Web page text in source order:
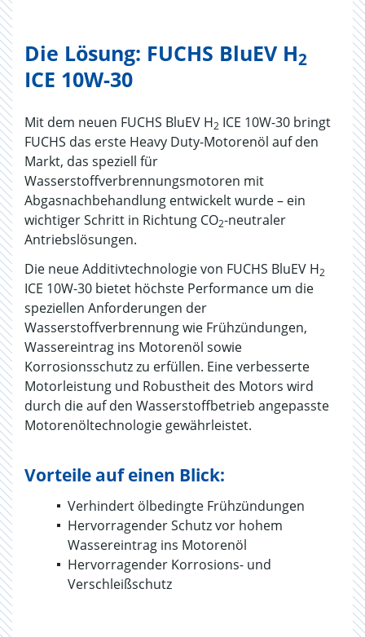
Die Lösung: FUCHS BluEV H2
ICE 10W-30
Mit dem neuen FUCHS BluEV H2 ICE 10W-30 bringt
FUCHS das erste Heavy Duty-Motorenöl auf den
Markt, das speziell für
Wasserstoffverbrennungsmotoren mit
Abgasnachbehandlung entwickelt wurde – ein
wichtiger Schritt in Richtung CO2-neutraler
Antriebslösungen.
Die neue Additivtechnologie von FUCHS BluEV H2
ICE 10W-30 bietet höchste Performance um die
speziellen Anforderungen der
Wasserstoffverbrennung wie Frühzündungen,
Wassereintrag ins Motorenöl sowie
Korrosionsschutz zu erfüllen. Eine verbesserte
Motorleistung und Robustheit des Motors wird
durch die auf den Wasserstoffbetrieb angepasste
Motorenöltechnologie gewährleistet.
Vorteile auf einen Blick:
Verhindert ölbedingte Frühzündungen
Hervorragender Schutz vor hohem
Wassereintrag ins Motorenöl
Hervorragender Korrosions- und
Verschleißschutz